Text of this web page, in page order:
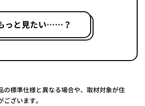
っと見たい……？
標準仕様と異なる場合や、取材対象が住
ざいます。